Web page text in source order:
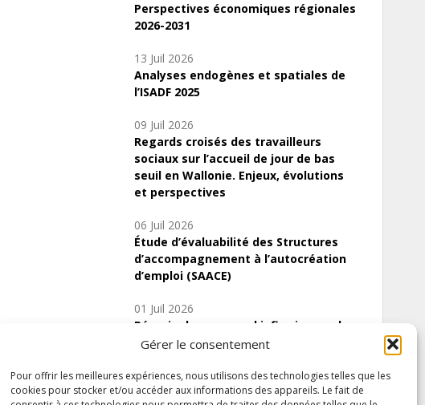
Gérer le consentement
Pour offrir les meilleures expériences, nous utilisons des technologies telles que les
cookies pour stocker et/ou accéder aux informations des appareils. Le fait de
Perspectives économiques régionales
2026-2031
13 Juil 2026
Analyses endogènes et spatiales de
l’ISADF 2025
09 Juil 2026
Regards croisés des travailleurs
sociaux sur l’accueil de jour de bas
seuil en Wallonie. Enjeux, évolutions
et perspectives
06 Juil 2026
Étude d’évaluabilité des Structures
d’accompagnement à l’autocréation
d’emploi (SAACE)
01 Juil 2026
Pénurie du personnel infirmier :quels
indicateurs d’offre de soins pour